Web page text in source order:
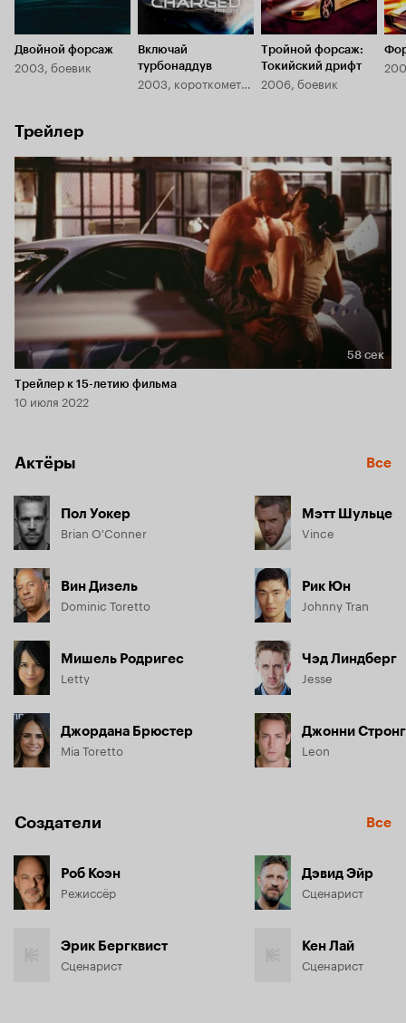
Двойной форсаж
2003, боевик
Включай
турбонаддув
2003, короткометражка
Тройной форсаж:
Токийский дрифт
2006, боевик
Трейлер
Длительность 58 сек
58 сек
Трейлер к 15-летию фильма
10 июля 2022
Актёры Все
Пол Уокер
Brian O'Conner
Вин Дизель
Dominic Toretto
Мишель Родригес
Letty
Джордана Брюстер
Mia Toretto
Мэтт Шульце
Vince
Рик Юн
Johnny Tran
Чэд Линдберг
Jesse
Джонни Стронг
Leon
Создатели Все
Роб Коэн
Режиссёр
Эрик Бергквист
Сценарист
Дэвид Эйр
Сценарист
Кен Лай
Сценарист